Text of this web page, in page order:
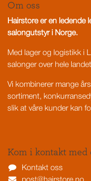
Om oss
Hairstore er en ledende
salongutstyr i Norge.
Med lager og logistikk i
salonger over hele
Vi kombinerer mange
sortiment,
slik at våre kunder kan
Kom i kontakt med
Kontakt oss